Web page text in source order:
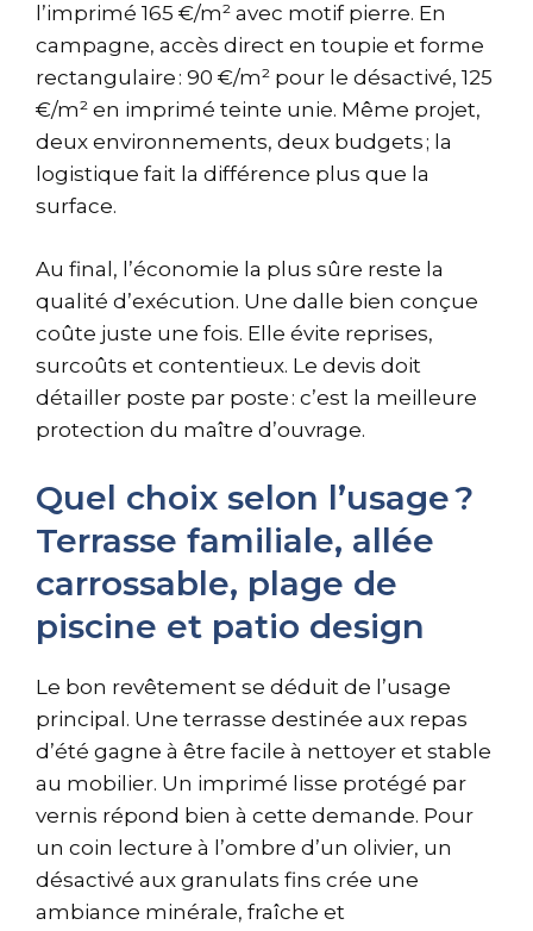
l’imprimé 165 €/m² avec motif pierre. En
campagne, accès direct en toupie et forme
rectangulaire : 90 €/m² pour le désactivé, 125
€/m² en imprimé teinte unie. Même projet,
deux environnements, deux budgets ; la
logistique fait la différence plus que la
surface.
Au final, l’économie la plus sûre reste la
qualité d’exécution. Une dalle bien conçue
coûte juste une fois. Elle évite reprises,
surcoûts et contentieux. Le devis doit
détailler poste par poste : c’est la meilleure
protection du maître d’ouvrage.
Quel choix selon l’usage ?
Terrasse familiale, allée
carrossable, plage de
piscine et patio design
Le bon revêtement se déduit de l’usage
principal. Une terrasse destinée aux repas
d’été gagne à être facile à nettoyer et stable
au mobilier. Un imprimé lisse protégé par
vernis répond bien à cette demande. Pour
un coin lecture à l’ombre d’un olivier, un
désactivé aux granulats fins crée une
ambiance minérale, fraîche et